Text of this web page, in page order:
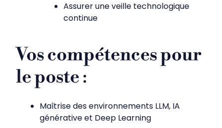
Assurer une veille technologique
continue
Vos compétences pour
le poste :
Maîtrise des environnements LLM, IA
générative et Deep Learning